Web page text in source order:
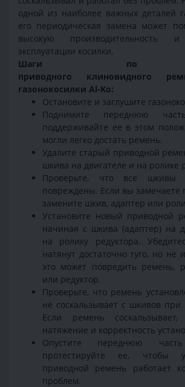
одной из наиболее важных деталей
его периодическая замена может
высокую производительность и
эксплуатации косилки.
Шаги по
приводного клиновидного
газонокосилки Al-Ko:
Остановите и заглушите
Поднимите переднюю
поддерживайте ее в этом
могли легко достать ремень.
Удалите старый приводной
шкива на двигателе и на ролике
Проверьте, что все
повреждены. Если вы замечаете
замените шкив, адаптер или
Установите новый приводной
начиная с шкива (адаптер) на
на ролику редуктора.
натянут достаточно туго, но не
это может повредить ремень,
или редуктор.
Проверьте, что ремень
не соскальзывает с шкивов при
Если ремень
натяжение и корректность
Опустите переднюю
протестируйте ее, чтобы
приводной ремень работает
проблем.